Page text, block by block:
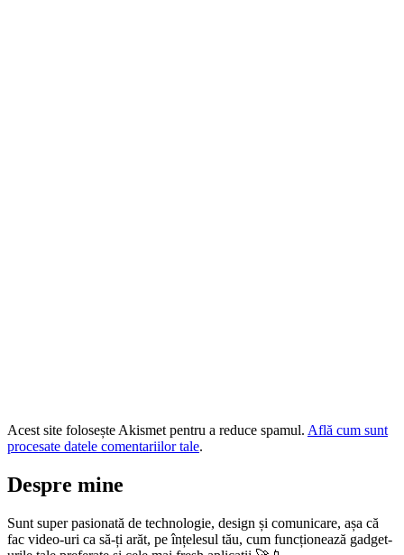
Acest site folosește Akismet pentru a reduce spamul. Află cum sunt
procesate datele comentariilor tale.
Despre mine
Sunt super pasionată de technologie, design și comunicare, așa că
fac video-uri ca să-ți arăt, pe înțelesul tău, cum funcționează gadget-